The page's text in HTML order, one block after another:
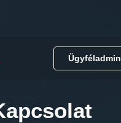
Ügyféladmin